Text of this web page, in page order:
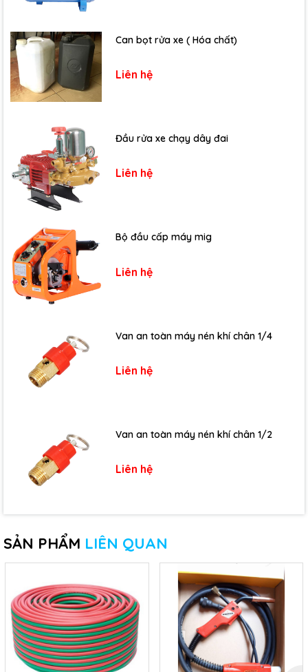
Can bọt rửa xe ( Hóa chất)
Liên hệ
Đầu rửa xe chạy dây đai
Liên hệ
Bộ đầu cấp máy mig
Liên hệ
Van an toàn máy nén khí chân 1/4
Liên hệ
Van an toàn máy nén khí chân 1/2
Liên hệ
SẢN PHẨM LIÊN QUAN